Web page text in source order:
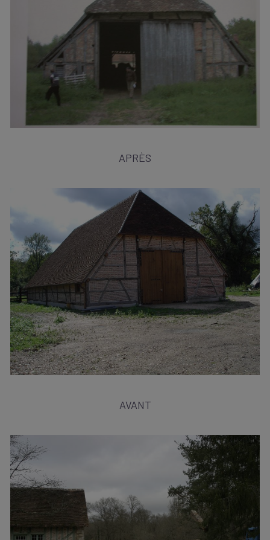
APRÈS
AVANT